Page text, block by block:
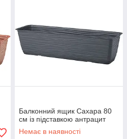
Балконний ящик Сахара 80
см із підставкою антрацит
Немає в наявності